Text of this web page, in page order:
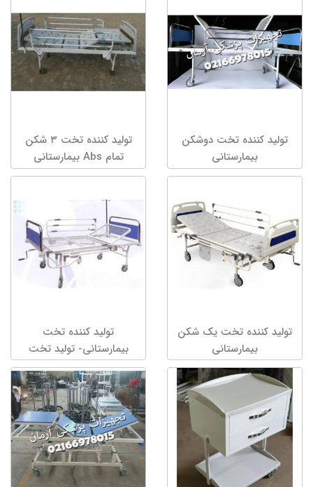
تولید کننده تخت دوشکن
بیمارستانی
تولید کننده تخت ۳ شکن
تمام Abs بیمارستانی
تولید کننده تخت یک شکن
بیمارستانی
تولید کننده تخت
بیمارستانی- تولید تخت
بیمارستانی...